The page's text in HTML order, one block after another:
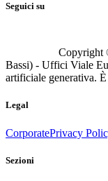
Seguici su
Copyright
Bassi) - Uffici Viale
artificiale generativa.
Legal
CorporatePrivacy
Sezioni